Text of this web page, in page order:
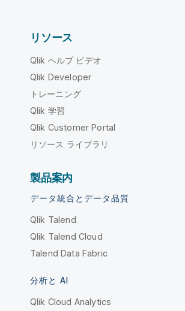
リソース
Qlik ヘルプ ビデオ
Qlik Developer
トレーニング
Qlik 学習
Qlik Customer Portal
リソース ライブラリ
製品案内
データ統合とデータ品質
Qlik Talend
Qlik Talend Cloud
Talend Data Fabric
分析と AI
Qlik Cloud Analytics